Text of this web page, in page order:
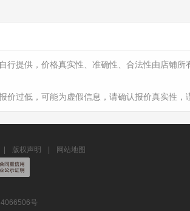
提供，价格真实性、准确性、合法性由店铺所
过低，可能为虚假信息，请确认报价真实性，
版权声明 网站地图
号